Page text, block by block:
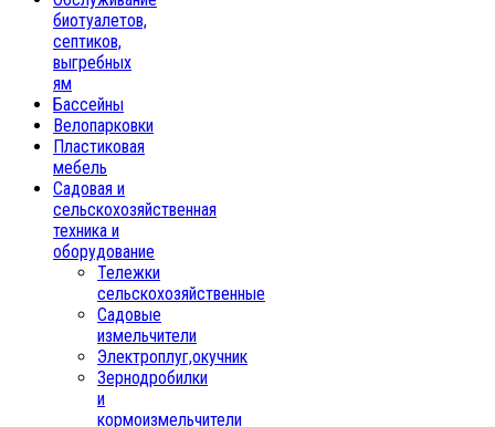
биотуалетов,
септиков,
выгребных
ям
Бассейны
Велопарковки
Пластиковая
мебель
Садовая и
сельскохозяйственная
техника и
оборудование
Тележки
сельскохозяйственные
Садовые
измельчители
Электроплуг,окучник
Зернодробилки
и
кормоизмельчители